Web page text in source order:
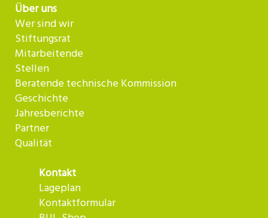
Über uns
Wer sind wir
Stiftungsrat
Mitarbeitende
Stellen
Beratende technische Kommission
Geschichte
Jahresberichte
Partner
Qualität
Kontakt
Lageplan
Kontaktformular